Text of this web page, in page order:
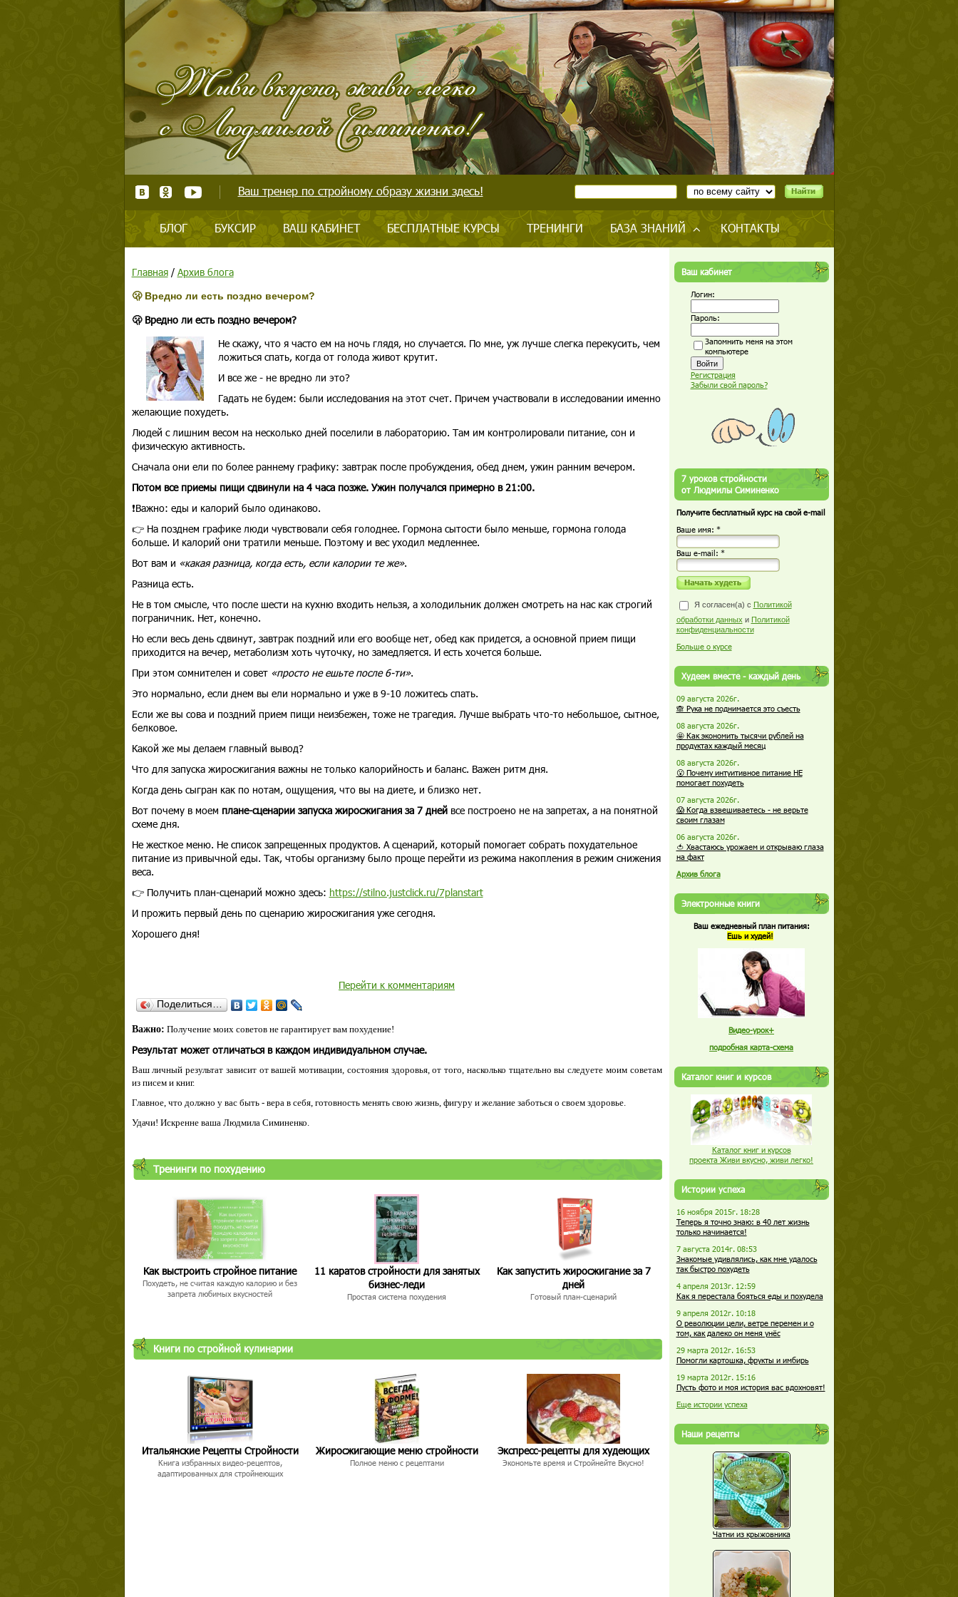
Ваш тренер по стройному образу жизни здесь!
БЛОГ БУКСИР ВАШ КАБИНЕТ БЕСПЛАТНЫЕ КУРСЫ ТРЕНИНГИ БАЗА ЗНАНИЙ КОНТАКТЫ
Главная/ Архив блога
🫢 Вредно ли есть поздно вечером?
🫢 Вредно ли есть поздно вечером?
Не скажу, что я часто ем на ночь глядя, но случается. По мне, уж лучше слегка перекусить, чем
ложиться спать, когда от голода живот крутит.
И все же - не вредно ли это?
Гадать не будем: были исследования на этот счет. Причем участвовали в исследовании именно
желающие похудеть.
Людей с лишним весом на несколько дней поселили в лабораторию. Там им контролировали питание, сон и
физическую активность.
Сначала они ели по более раннему графику: завтрак после пробуждения, обед днем, ужин ранним вечером.
Потом все приемы пищи сдвинули на 4 часа позже. Ужин получался примерно в 21:00.
❗Важно: еды и калорий было одинаково.
👉 На позднем графике люди чувствовали себя голоднее. Гормона сытости было меньше, гормона голода
больше. И калорий они тратили меньше. Поэтому и вес уходил медленнее.
Вот вам и «какая разница, когда есть, если калории те же».
Разница есть.
Не в том смысле, что после шести на кухню входить нельзя, а холодильник должен смотреть на нас как строгий
пограничник. Нет, конечно.
Но если весь день сдвинут, завтрак поздний или его вообще нет, обед как придется, а основной прием пищи
приходится на вечер, метаболизм хоть чуточку, но замедляется. И есть хочется больше.
При этом сомнителен и совет «просто не ешьте после 6-ти».
Это нормально, если днем вы ели нормально и уже в 9-10 ложитесь спать.
Если же вы сова и поздний прием пищи неизбежен, тоже не трагедия. Лучше выбрать что-то небольшое, сытное,
белковое.
Какой же мы делаем главный вывод?
Что для запуска жиросжигания важны не только калорийность и баланс. Важен ритм дня.
Когда день сыгран как по нотам, ощущения, что вы на диете, и близко нет.
Вот почему в моем плане-сценарии запуска жиросжигания за 7 днейвсе построено не на запретах, а на понятной
схеме дня.
Не жесткое меню. Не список запрещенных продуктов. А сценарий, который помогает собрать похудательное
питание из привычной еды. Так, чтобы организму было проще перейти из режима накопления в режим снижения
веса.
👉 Получить план-сценарий можно здесь: https://stilno.justclick.ru/7planstart
И прожить первый день по сценарию жиросжигания уже сегодня.
Хорошего дня!
Перейти к комментариям
Поделиться…
Важно: Получение моих советов не гарантирует вам похудение!
Результат может отличаться в каждом индивидуальном случае.
Ваш личный результат зависит от вашей мотивации, состояния здоровья, от того, насколько тщательно вы следуете моим советам
из писем и книг.
Главное, что должно у вас быть - вера в себя, готовность менять свою жизнь, фигуру и желание заботься о своем здоровье.
Удачи! Искренне ваша Людмила Симиненко.
Тренинги по похудению
Как выстроить стройное питание
Похудеть, не считая каждую калорию и без
запрета любимых вкусностей
11 каратов стройности для занятых
бизнес-леди
Простая система похудения
Как запустить жиросжигание за 7
дней
Готовый план-сценарий
Книги по стройной кулинарии
Итальянские Рецепты Стройности
Книга избранных видео-рецептов,
адаптированных для стройнеющих
Жиросжигающие меню стройности
Полное меню с рецептами
Экспресс-рецепты для худеющих
Экономьте время и Стройнейте Вкусно!
Ваш кабинет
Логин:
Пароль:
Запомнить меня на этом
компьютере
Регистрация
Забыли свой пароль?
7 уроков стройности
от Людмилы Симиненко
Получите бесплатный курс на свой e-mail
Ваше имя: *
Ваш е-mail: *
Я согласен(а) с Политикой
обработки данных и Политикой
конфиденциальности
Больше о курсе
Худеем вместе - каждый день
09 августа 2026г.
🙈 Рука не поднимается это съесть
08 августа 2026г.
🤩 Как экономить тысячи рублей на
продуктах каждый месяц
08 августа 2026г.
😮 Почему интуитивное питание НЕ
помогает похудеть
07 августа 2026г.
😱 Когда взвешиваетесь - не верьте
своим глазам
06 августа 2026г.
🍅 Хвастаюсь урожаем и открываю глаза
на факт
Архив блога
Электронные книги
Ваш ежедневный план питания:
Ешь и худей!
Видео-урок+
подробная карта-схема
Каталог книг и курсов
Каталог книг и курсов
проекта Живи вкусно, живи легко!
Истории успеха
16 ноября 2015г. 18:28
Теперь я точно знаю: в 40 лет жизнь
только начинается!
7 августа 2014г. 08:53
Знакомые удивлялись, как мне удалось
так быстро похудеть
4 апреля 2013г. 12:59
Как я перестала бояться еды и похудела
9 апреля 2012г. 10:18
О революции цели, ветре перемен и о
том, как далеко он меня унёс
29 марта 2012г. 16:53
Помогли картошка, фрукты и имбирь
19 марта 2012г. 15:16
Пусть фото и моя история вас вдохновят!
Еще истории успеха
Наши рецепты
Чатни из крыжовника